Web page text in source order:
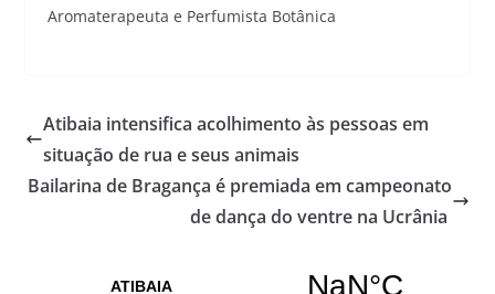
Aromaterapeuta e Perfumista Botânica
Atibaia intensifica acolhimento às pessoas em
situação de rua e seus animais
Bailarina de Bragança é premiada em campeonato
de dança do ventre na Ucrânia